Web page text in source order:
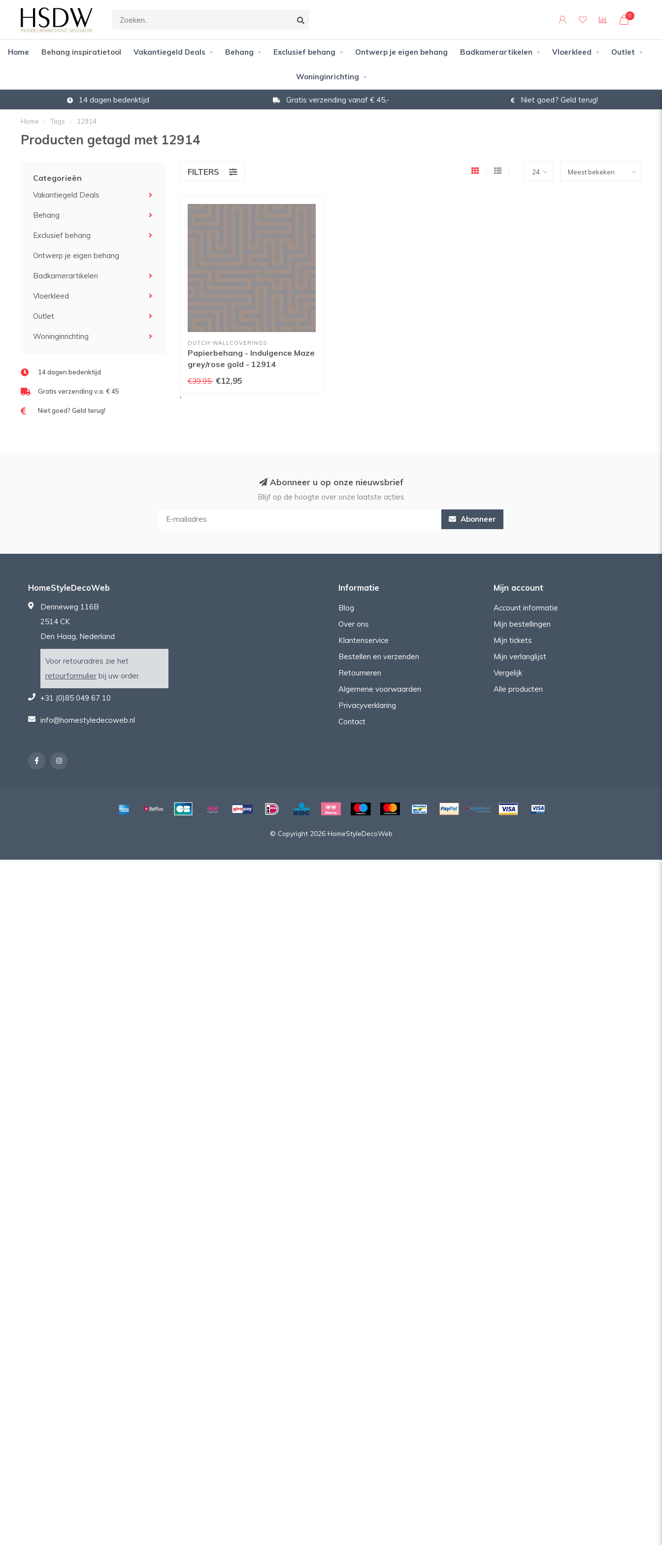
0
Home Behang inspiratietool Vakantiegeld Deals Behang Exclusief behang Ontwerp je eigen behang Badkamerartikelen Vloerkleed Outlet
Woninginrichting
14 dagen bedenktijd Gratis verzending vanaf € 45,- Niet goed? Geld terug!
Home / Tags / 12914
Producten getagd met 12914
Categorieën
Vakantiegeld Deals
Behang
Exclusief behang
Ontwerp je eigen behang
Badkamerartikelen
Vloerkleed
Outlet
Woninginrichting
14 dagen bedenktijd
Gratis verzending v.a. € 45
Niet goed? Geld terug!
FILTERS
DUTCH WALLCOVERINGS
Papierbehang - Indulgence Maze
grey/rose gold - 12914
€39,95 €12,95
'
Abonneer u op onze nieuwsbrief
Blijf op de hoogte over onze laatste acties
Abonneer
HomeStyleDecoWeb
Denneweg 116B
2514 CK
Den Haag, Nederland
Voor retouradres zie het
retourformulier bij uw order.
+31 (0)85 049 67 10
info@homestyledecoweb.nl
Informatie
Blog
Over ons
Klantenservice
Bestellen en verzenden
Retourneren
Algemene voorwaarden
Privacyverklaring
Contact
Mijn account
Account informatie
Mijn bestellingen
Mijn tickets
Mijn verlanglijst
Vergelijk
Alle producten
© Copyright 2026 HomeStyleDecoWeb